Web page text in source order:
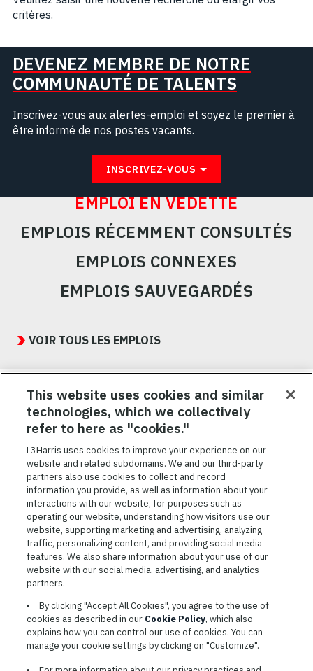
critères.
DEVENEZ MEMBRE DE NOTRE
COMMUNAUTÉ DE TALENTS
Inscrivez-vous aux alertes-emploi et soyez le premier à
être informé de nos postes vacants.
INSCRIVEZ-VOUS
EMPLOI EN VEDETTE
EMPLOIS RÉCEMMENT CONSULTÉS
EMPLOIS CONNEXES
EMPLOIS SAUVEGARDÉS
JobsVOIR TOUS LES EMPLOIS
Nous visons à attirer, à mobiliser et à fidéliser une main-d’œuvre
hautement performante et diversifiée. De plus, nous croyons
qu’une culture d’inclusion amusante et décontractée aide nos
employés à réaliser leur plein potentiel. Nous donnons les moyens
à nos employés, sans égard à leur race, leur couleur, leur religion,
origine nationale, leur handicap ou leur statut d’ancien
combattant, d’innover afin de résoudre les problèmes les plus
coriaces de nos clients.
CONDITIONS GÉNÉRALES D’UTILISATION
COOKIE SETTINGS
PLAN DU SITE
PRIVACY POLICY
COOKIE CHOICES & INFO
L3HARRIS.COM
This website uses cookies and similar
technologies, which we collectively
refer to here as "cookies."
L3Harris uses cookies to improve your experience on our
website and related subdomains. We and our third-party
partners also use cookies to collect and record
information you provide, as well as information about your
interactions with our website, for purposes such as
operating our website, understanding how visitors use our
website, supporting marketing and advertising, analyzing
traffic, personalizing content, and providing social media
features. We also share information about your use of our
website with our social media, advertising, and analytics
partners.
By clicking "Accept All Cookies", you agree to the use of
cookies as described in our Cookie Policy, which also
explains how you can control our use of cookies. You can
manage your cookie settings by clicking on "Customize".